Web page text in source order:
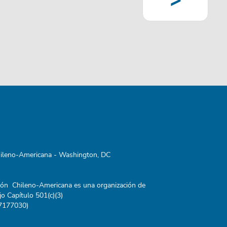
Americana - Washington, DC
Chileno-Americana es una organización de
Capítulo 501(c)(3)